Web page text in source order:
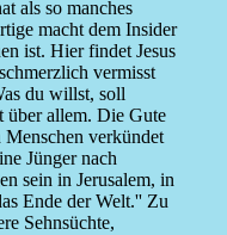
als so manches
macht dem Insider
ist. Hier findet Jesus
vermisst
du willst, soll
über allem. Die Gute
verkündet
Jünger nach
sein in Jerusalem, in
Ende der Welt.'' Zu
Sehnsüchte,